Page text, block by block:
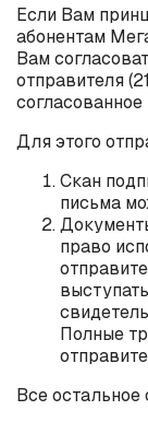
Если Вам
абонентам
Вам
отправителя
Для этого
Скан
письма
право
Полные
Все